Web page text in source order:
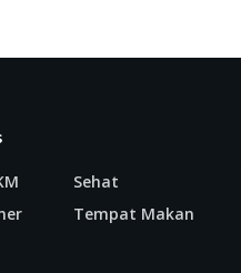
Sehat
Tempat Makan